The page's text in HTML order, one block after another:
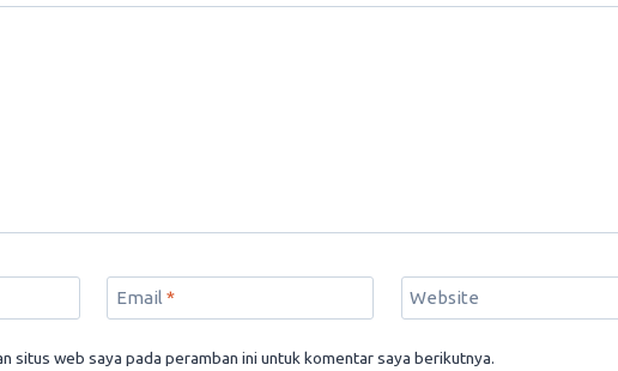
Email * Website
situs web saya pada peramban ini untuk komentar saya berikutnya.